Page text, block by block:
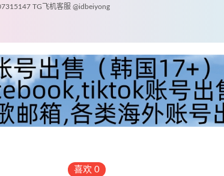
TG飞机客服 @idbeiyong
喜欢0